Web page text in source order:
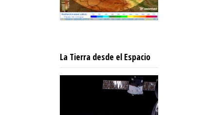
La Tierra desde el Espacio